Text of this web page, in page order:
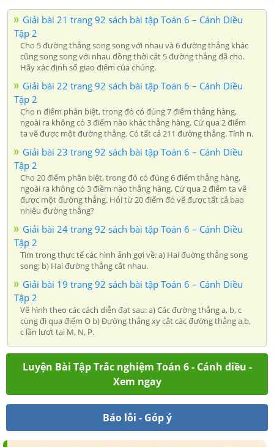
Giải bài 21 trang 92 sách bài tập Toán 6 – Cánh Diều
Tập 2
Cho 5 đường thẳng song song với nhau và 6 đường thẳng khác
cũng song song với nhau đồng thời cắt 5 đường thẳng đã cho.
Hãy xác định số giao điểm của chúng.
Giải bài 22 trang 92 sách bài tập Toán 6 – Cánh Diều
Tập 2
Cho n điểm phân biệt, trong đó có đúng 7 điểm thẳng hàng,
ngoài ra không có 3 điểm nào khác thẳng hàng. Cứ qua 2 điểm
ta vẽ được một đường thẳng. Có tất cả 211 đường thẳng. Tính n.
Giải bài 23 trang 92 sách bài tập Toán 6 – Cánh Diều
Tập 2
Cho 20 điểm phân biệt, trong đó có đúng 6 điểm thẳng hàng,
ngoài ra không có 3 điềm nào thẳng hàng. Cứ qua 2 điểm ta vẽ
được một đường thẳng. Hỏi từ 20 điểm đó vẽ được tất cả bao
nhiêu đường thẳng?
Giải bài 24 trang 92 sách bài tập Toán 6 – Cánh Diều
Tập 2
Tìm trong thực tế các hình ảnh gợi về: a) Hai đuờng thẳng song
song; b) Hai đường thẳng cắt nhau.
Giải bài 19 trang 92 sách bài tập Toán 6 – Cánh Diều
Tập 2
Vẽ hình theo các cách diễn đạt sau: a) Các đường thẳng a, b, c
cùng đi qua điểm O b) Đường thẳng xy cắt các đường thẳng a,b,
c lần lượt tại M, N, P.
Luyện Bài Tập Trắc nghiệm Toán 6 - Cánh diều -
Xem ngay
Báo lỗi - Góp ý